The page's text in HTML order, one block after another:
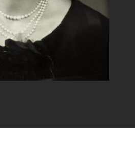
MNAM-CCI/Guy Carrard/Dist.